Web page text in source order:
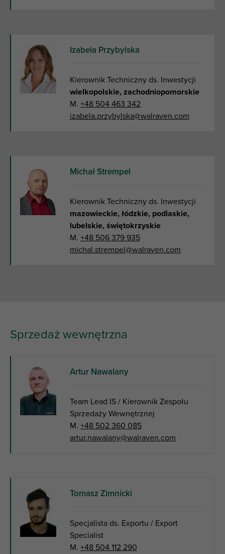
Izabela Przybylska
Kierownik Techniczny ds. Inwestycji
wielkopolskie, zachodniopomorskie
M. +48 504 463 342
izabela.przybylska@walraven.com
Michał Strempel
Kierownik Techniczny ds. Inwestycji
mazowieckie, łódzkie, podlaskie,
lubelskie, świętokrzyskie
M. +48 506 379 935
michal.strempel@walraven.com
Sprzedaż wewnętrzna
Artur Nawalany
Team Lead IS / Kierownik Zespołu
Sprzedaży Wewnętrznej
M. +48 502 360 085
artur.nawalany@walraven.com
Tomasz Zimnicki
Specjalista ds. Exportu / Export
Specialist
M. +48 504 112 290